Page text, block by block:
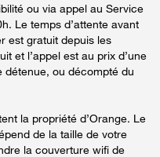
ou via appel au Service
Le temps d’attente avant
est gratuit depuis les
et l’appel est au prix d’une
détenue, ou décompté du
la propriété d’Orange. Le
de la taille de votre
la couverture wifi de